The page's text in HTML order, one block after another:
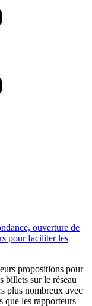
ouverture de
pour faciliter les
propositions pour
billets sur le réseau
plus nombreux avec
que les rapporteurs